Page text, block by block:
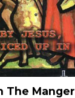
Manger【